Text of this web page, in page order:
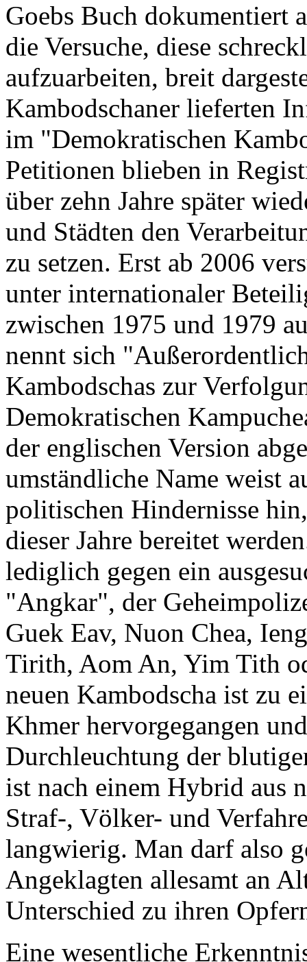
Goebs Buch dokumentiert
die Versuche, diese
aufzuarbeiten, breit
Kambodschaner lieferten
im "Demokratischen
Petitionen blieben in
über zehn Jahre später
und Städten den
zu setzen. Erst ab 2006
unter internationaler
zwischen 1975 und 1979
nennt sich
Kambodschas zur
Demokratischen
der englischen Version
umständliche Name weist
politischen Hindernisse
dieser Jahre bereitet
lediglich gegen ein
"Angkar", der
Guek Eav, Nuon Chea,
Tirith, Aom An, Yim Tith
neuen Kambodscha ist zu
Khmer hervorgegangen
Durchleuchtung der
ist nach einem Hybrid aus
Straf-, Völker- und
langwierig. Man darf also
Angeklagten allesamt an
Unterschied zu ihren
Eine wesentliche